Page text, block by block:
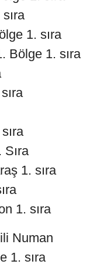
1. sıra
Bölge 1. sıra
1. sıra
1. sıra
Numan
1. sıra